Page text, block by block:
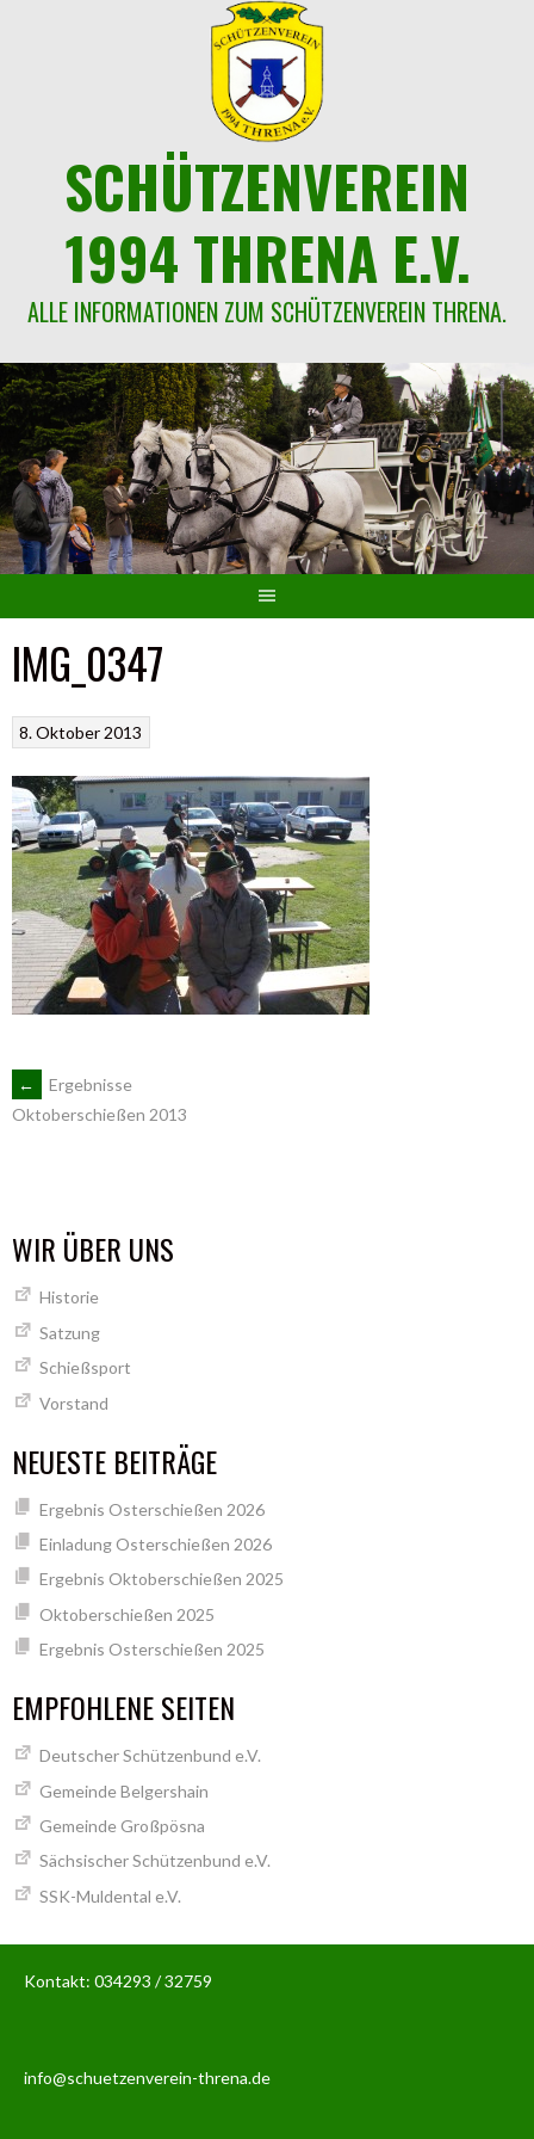
SCHÜTZENVEREIN
1994 THRENA E.V.
ALLE INFORMATIONEN ZUM SCHÜTZENVEREIN THRENA.
IMG_0347
8. Oktober 2013
ARTIKEL-
←
Ergebnisse
Oktoberschießen 2013
WIR ÜBER UNS
Historie
Satzung
Schießsport
Vorstand
NEUESTE BEITRÄGE
Ergebnis Osterschießen 2026
Einladung Osterschießen 2026
Ergebnis Oktoberschießen 2025
Oktoberschießen 2025
Ergebnis Osterschießen 2025
EMPFOHLENE SEITEN
Deutscher Schützenbund e.V.
Gemeinde Belgershain
Gemeinde Großpösna
Sächsischer Schützenbund e.V.
SSK-Muldental e.V.
Kontakt: 034293 / 32759
info@schuetzenverein-threna.de